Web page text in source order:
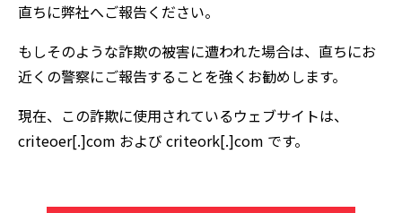
直ちに弊社へご報告ください。
もしそのような詐欺の被害に遭われた場合は、直ちにお
近くの警察にご報告することを強くお勧めします。
現在、この詐欺に使用されているウェブサイトは、
criteoer[.]com および criteork[.]com です。